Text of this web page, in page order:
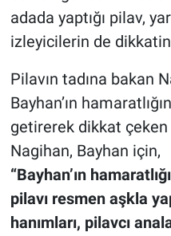
adada yaptığı pilav,
izleyicilerin de
Pilavın tadına bakan
Bayhan’ın
getirerek dikkat çeken
Nagihan, Bayhan için,
“Bayhan’ın
pilavı resmen aşkla
hanımları, pilavcı